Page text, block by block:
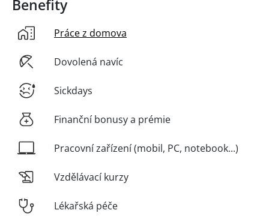
Benefity
Práce z domova
Dovolená navíc
Sickdays
Finanční bonusy a prémie
Pracovní zařízení (mobil, PC, notebook...)
Vzdělávací kurzy
Lékařská péče